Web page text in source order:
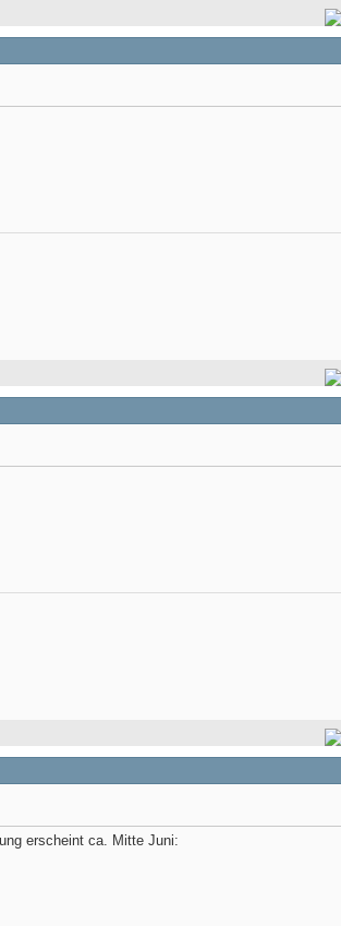
erscheint ca. Mitte Juni: